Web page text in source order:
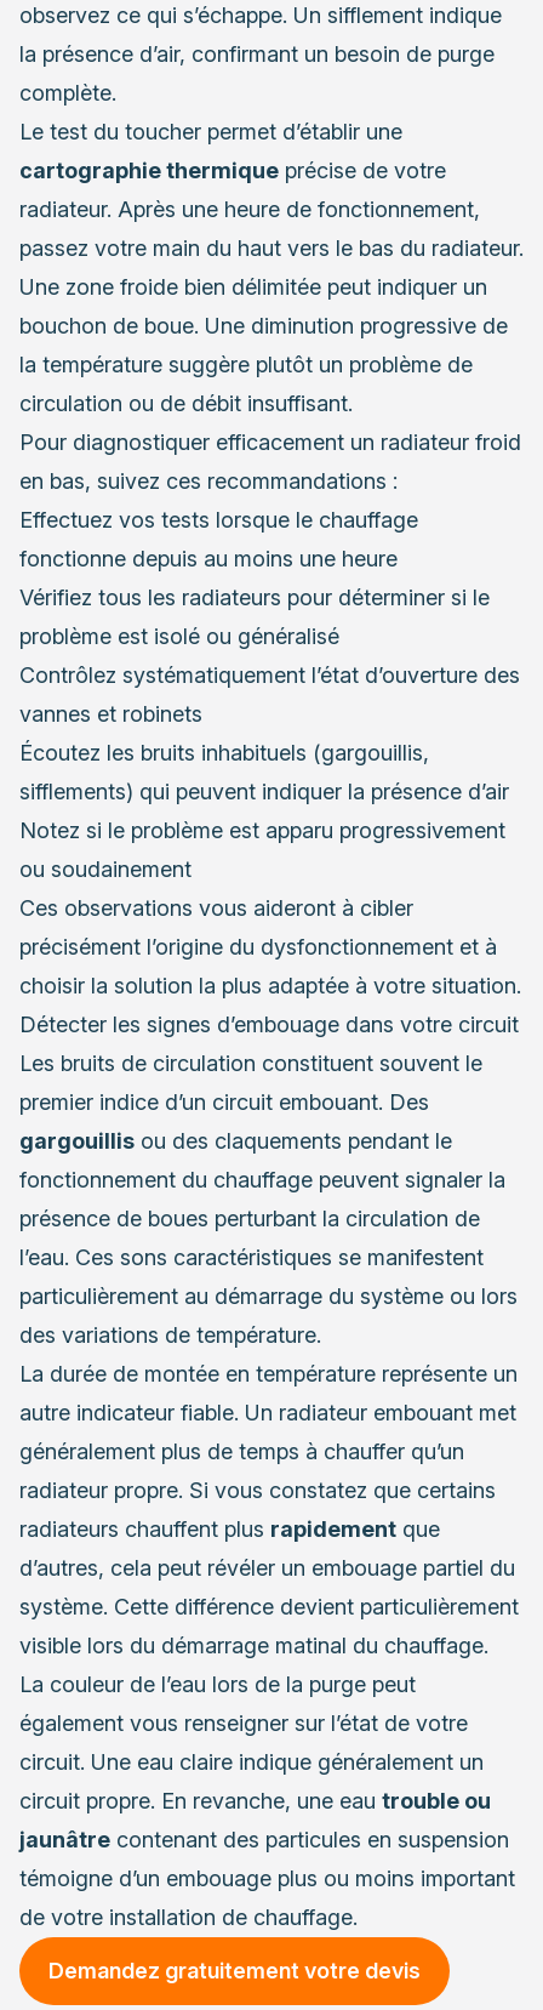
observez ce qui s’échappe. Un sifflement indique
la présence d’air, confirmant un besoin de purge
complète.
Le test du toucher permet d’établir une
cartographie thermique précise de votre
radiateur. Après une heure de fonctionnement,
passez votre main du haut vers le bas du radiateur.
Une zone froide bien délimitée peut indiquer un
bouchon de boue. Une diminution progressive de
la température suggère plutôt un problème de
circulation ou de débit insuffisant.
Pour diagnostiquer efficacement un radiateur froid
en bas, suivez ces recommandations :
Effectuez vos tests lorsque le chauffage
fonctionne depuis au moins une heure
Vérifiez tous les radiateurs pour déterminer si le
problème est isolé ou généralisé
Contrôlez systématiquement l’état d’ouverture des
vannes et robinets
Écoutez les bruits inhabituels (gargouillis,
sifflements) qui peuvent indiquer la présence d’air
Notez si le problème est apparu progressivement
ou soudainement
Ces observations vous aideront à cibler
précisément l’origine du dysfonctionnement et à
choisir la solution la plus adaptée à votre situation.
Détecter les signes d’embouage dans votre circuit
Les bruits de circulation constituent souvent le
premier indice d’un circuit embouant. Des
gargouillis ou des claquements pendant le
fonctionnement du chauffage peuvent signaler la
présence de boues perturbant la circulation de
l’eau. Ces sons caractéristiques se manifestent
particulièrement au démarrage du système ou lors
des variations de température.
La durée de montée en température représente un
autre indicateur fiable. Un radiateur embouant met
généralement plus de temps à chauffer qu’un
radiateur propre. Si vous constatez que certains
radiateurs chauffent plus rapidement que
d’autres, cela peut révéler un embouage partiel du
système. Cette différence devient particulièrement
visible lors du démarrage matinal du chauffage.
La couleur de l’eau lors de la purge peut
également vous renseigner sur l’état de votre
circuit. Une eau claire indique généralement un
circuit propre. En revanche, une eau trouble ou
jaunâtre contenant des particules en suspension
témoigne d’un embouage plus ou moins important
de votre installation de chauffage.
Demandez gratuitement votre devis